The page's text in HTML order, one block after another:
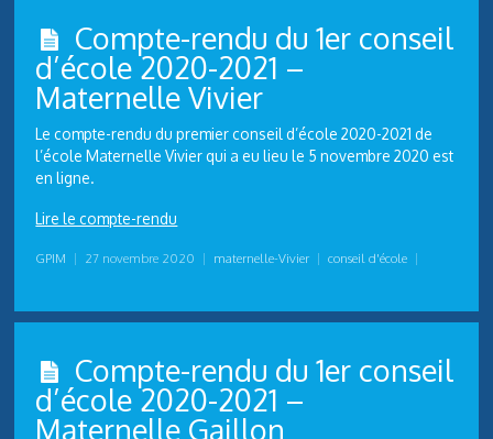
Compte-rendu du 1er conseil
d’école 2020-2021 –
Maternelle Vivier
Le compte-rendu du premier conseil d’école 2020-2021 de
l’école Maternelle Vivier qui a eu lieu le 5 novembre 2020 est
en ligne.
Lire le compte-rendu
GPIM | 27 novembre 2020 | maternelle-Vivier | conseil d'école |
Compte-rendu du 1er conseil
d’école 2020-2021 –
Maternelle Gaillon